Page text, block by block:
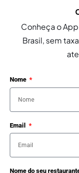
Conheça o
Brasil, sem
Nome
Email
Nome do seu